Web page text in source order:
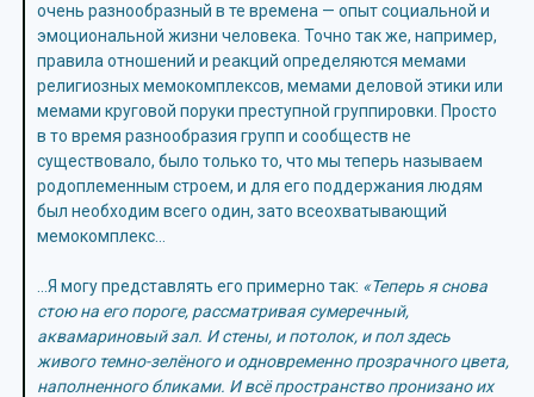
очень разнообразный в те времена — опыт социальной и
эмоциональной жизни человека. Точно так же, например,
правила отношений и реакций определяются мемами
религиозных мемокомплексов, мемами деловой этики или
мемами круговой поруки преступной группировки. Просто
в то время разнообразия групп и сообществ не
существовало, было только то, что мы теперь называем
родоплеменным строем, и для его поддержания людям
был необходим всего один, зато всеохватывающий
мемокомплекс…
…Я могу представлять его примерно так: «Теперь я снова
стою на его пороге, рассматривая сумеречный,
аквамариновый зал. И стены, и потолок, и пол здесь
живого темно-зелёного и одновременно прозрачного цвета,
наполненного бликами. И всё пространство пронизано их